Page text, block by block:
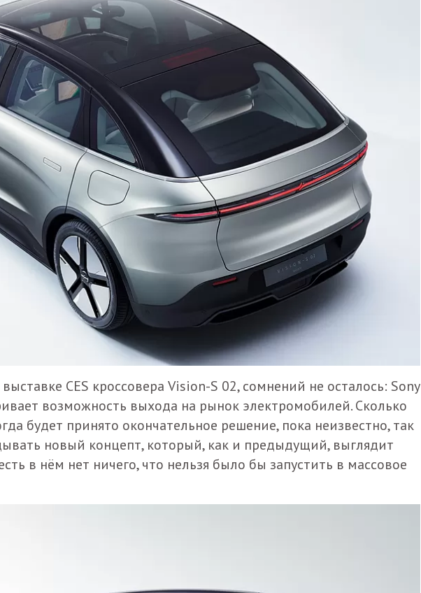
CES кроссовера Vision-S 02, сомнений не осталось: Sony
возможность выхода на рынок электромобилей. Сколько
будет принято окончательное решение, пока неизвестно, так
новый концепт, который, как и предыдущий, выглядит
в нём нет ничего, что нельзя было бы запустить в массовое